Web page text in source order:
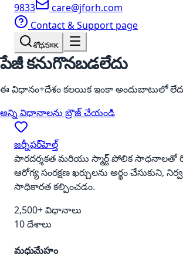
9833
care@jforh.com
Contact & Support page
శోధన⌘K
పేజీ కనుగొనబడలేదు
ఈ విధానం+దేశం కలయిక ఇంకా అందుబాటులో
అన్ని విధానాలను బ్రౌజ్ చేయండి
జర్నీఫర్‌హెల్త్
పారదర్శకత మరియు స్మార్ట్ పోలిక సాధనాలతో
ఆరోగ్య సంరక్షణ ఖర్చులను అర్థం చేసుకుని,
సాధికారత కల్పించడం.
2,500+ విధానాలు
10 దేశాలు
మధుమేహం